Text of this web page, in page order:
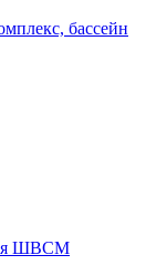
бассейн
ШВСМ